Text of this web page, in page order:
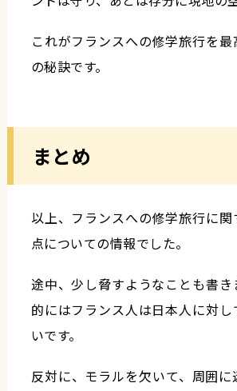
これがフランスへの修学旅行を
の秘訣です。
まとめ
以上、フランスへの修学旅行に
点についての情報でした。
途中、少し脅すようなことも書
的にはフランス人は日本人に対
いです。
反対に、モラルを欠いて、周囲に